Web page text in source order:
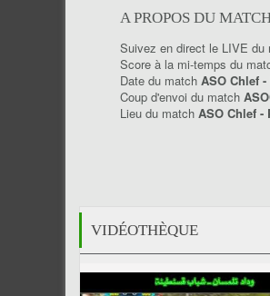
A PROPOS DU
Suivez en direct le LIVE du
Score à la mi-temps du
Date du match ASO Chlef
Coup d'envoi du match
Lieu du match ASO Chlef -
VIDÉOTHÈQUE